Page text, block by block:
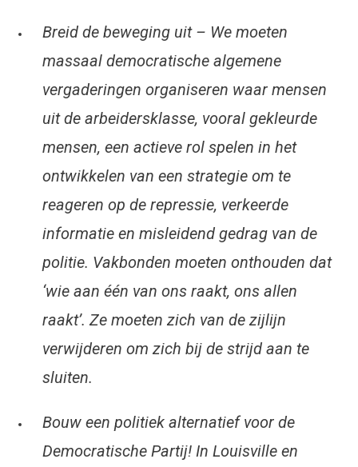
Breid de beweging uit – We moeten
massaal democratische algemene
vergaderingen organiseren waar mensen
uit de arbeidersklasse, vooral gekleurde
mensen, een actieve rol spelen in het
ontwikkelen van een strategie om te
reageren op de repressie, verkeerde
informatie en misleidend gedrag van de
politie. Vakbonden moeten onthouden dat
‘wie aan één van ons raakt, ons allen
raakt’. Ze moeten zich van de zijlijn
verwijderen om zich bij de strijd aan te
sluiten.
Bouw een politiek alternatief voor de
Democratische Partij! In Louisville en